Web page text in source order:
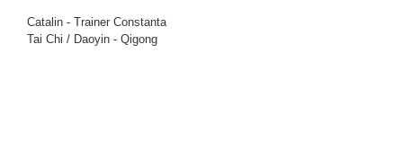
Catalin - Trainer Constanta
Tai Chi / Daoyin - Qigong